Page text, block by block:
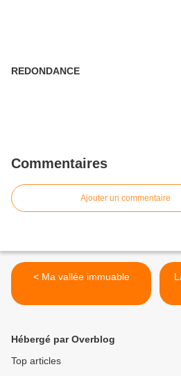
REDONDANCE
Commentaires
Ajouter un commentaire
< Ma vallée immuable
Hébergé par Overblog
Top articles